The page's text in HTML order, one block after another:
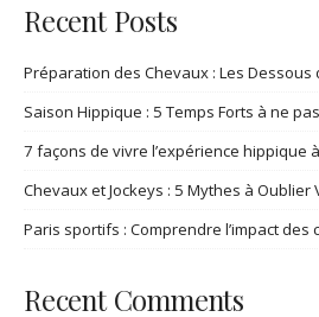
Recent Posts
Préparation des Chevaux : Les Dessous
Saison Hippique : 5 Temps Forts à ne
7 façons de vivre l’expérience hippique
Chevaux et Jockeys : 5 Mythes à Oublier
Paris sportifs : Comprendre l’impact des
Recent Comments